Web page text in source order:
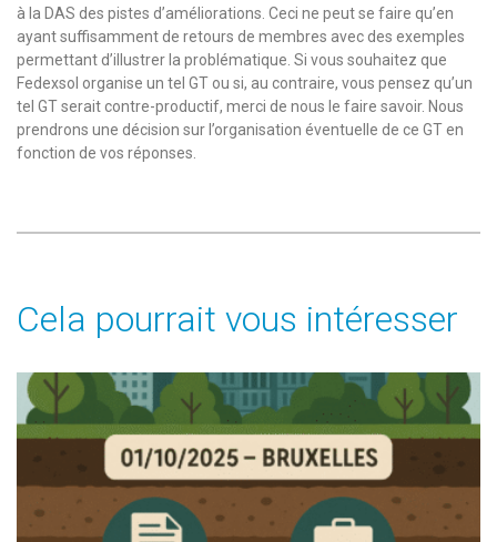
à la DAS des pistes d’améliorations. Ceci ne peut se faire qu’en
ayant suffisamment de retours de membres avec des exemples
permettant d’illustrer la problématique. Si vous souhaitez que
Fedexsol organise un tel GT ou si, au contraire, vous pensez qu’un
tel GT serait contre-productif, merci de nous le faire savoir. Nous
prendrons une décision sur l’organisation éventuelle de ce GT en
fonction de vos réponses.
Cela pourrait vous intéresser